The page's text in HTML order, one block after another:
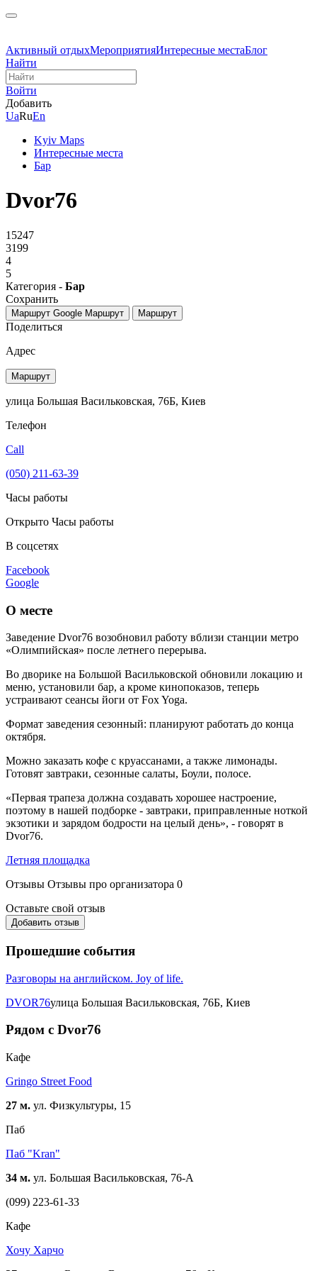
Активный отдыхМероприятияИнтересные местаБлог
Найти
Войти
Добавить
UaRuEn
Kyiv Maps
Интересные места
Бар
Dvor76
15247
3199
4
5
Категория - Бар
Сохранить
Маршрут Google Маршрут Маршрут
Поделиться
Адрес
Маршрут
улица Большая Васильковская, 76Б, Киев
Телефон
Call
(050) 211-63-39
Часы работы
Открыто Часы работы
В соцсетях
Facebook
Google
О месте
Заведение Dvor76 возобновил работу вблизи станции метро
«Олимпийская» после летнего перерыва.
Во дворике на Большой Васильковской обновили локацию и
меню, установили бар, а кроме кинопоказов, теперь
устраивают сеансы йоги от Fox Yoga.
Формат заведения сезонный: планируют работать до конца
октября.
Можно заказать кофе с круассанами, а также лимонады.
Готовят завтраки, сезонные салаты, Боули, полосе.
«Первая трапеза должна создавать хорошее настроение,
поэтому в нашей подборке - завтраки, приправленные ноткой
экзотики и зарядом бодрости на целый день», - говорят в
Dvor76.
Летняя площадка
Отзывы Отзывы про организатора 0
Оставьте свой отзыв
Добавить отзыв
Прошедшие события
Разговоры на английском. Joy of life.
DVOR76улица Большая Васильковская, 76Б, Киев
Рядом с Dvor76
Кафе
Gringo Street Food
27 м. ул. Физкультуры, 15
Паб
Паб "Kran"
34 м. ул. Большая Васильковская, 76-А
(099) 223-61-33
Кафе
Хочу Харчо